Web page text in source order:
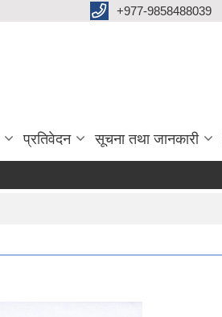
‌+977-9858488039
प्रतिवेदन सूचना तथा जानकारी